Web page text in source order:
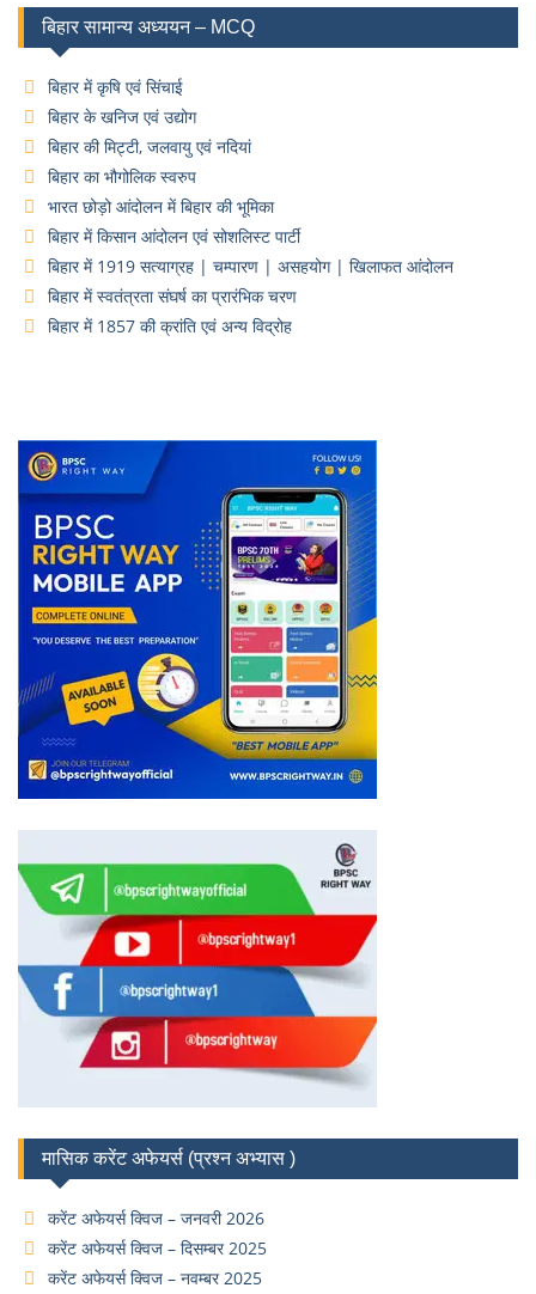
बिहार सामान्य अध्ययन – MCQ
बिहार में कृषि एवं सिंचाई
बिहार के खनिज एवं उद्योग
बिहार की मिट्टी, जलवायु एवं नदियां
बिहार का भौगोलिक स्वरुप
भारत छोड़ो आंदोलन में बिहार की भूमिका
बिहार में किसान आंदोलन एवं सोशलिस्ट पार्टी
बिहार में 1919 सत्याग्रह | चम्पारण | असहयोग | खिलाफत आंदोलन
बिहार में स्वतंत्रता संघर्ष का प्रारंभिक चरण
बिहार में 1857 की क्रांति एवं अन्य विद्रोह
मासिक करेंट अफेयर्स (प्रश्न अभ्यास )
करेंट अफेयर्स क्विज – जनवरी 2026
करेंट अफेयर्स क्विज – दिसम्बर 2025
करेंट अफेयर्स क्विज – नवम्बर 2025